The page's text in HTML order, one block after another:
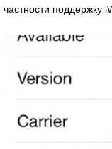
частности поддержку